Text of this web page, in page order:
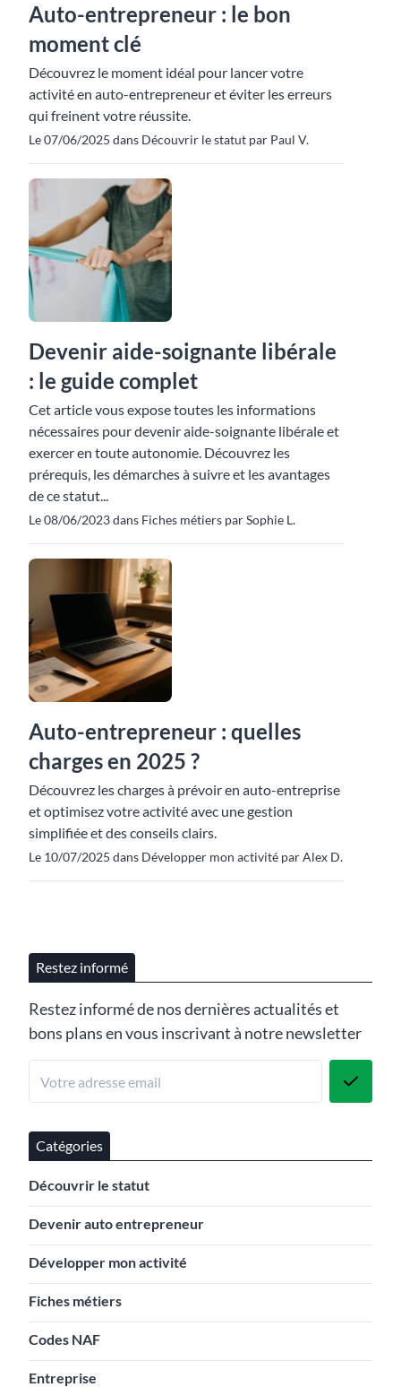
Auto-entrepreneur : le bon
moment clé
Découvrez le moment idéal pour lancer votre
activité en auto-entrepreneur et éviter les erreurs
qui freinent votre réussite.
Le 07/06/2025 dans Découvrir le statut par Paul V.
Devenir aide-soignante libérale
: le guide complet
Cet article vous expose toutes les informations
nécessaires pour devenir aide-soignante libérale et
exercer en toute autonomie. Découvrez les
prérequis, les démarches à suivre et les avantages
de ce statut...
Le 08/06/2023 dans Fiches métiers par Sophie L.
Auto-entrepreneur : quelles
charges en 2025 ?
Découvrez les charges à prévoir en auto-entreprise
et optimisez votre activité avec une gestion
simplifiée et des conseils clairs.
Le 10/07/2025 dans Développer mon activité par Alex D.
Restez informé
Restez informé de nos dernières actualités et
bons plans en vous inscrivant à notre newsletter
Catégories
Découvrir le statut
Devenir auto entrepreneur
Développer mon activité
Fiches métiers
Codes NAF
Entreprise